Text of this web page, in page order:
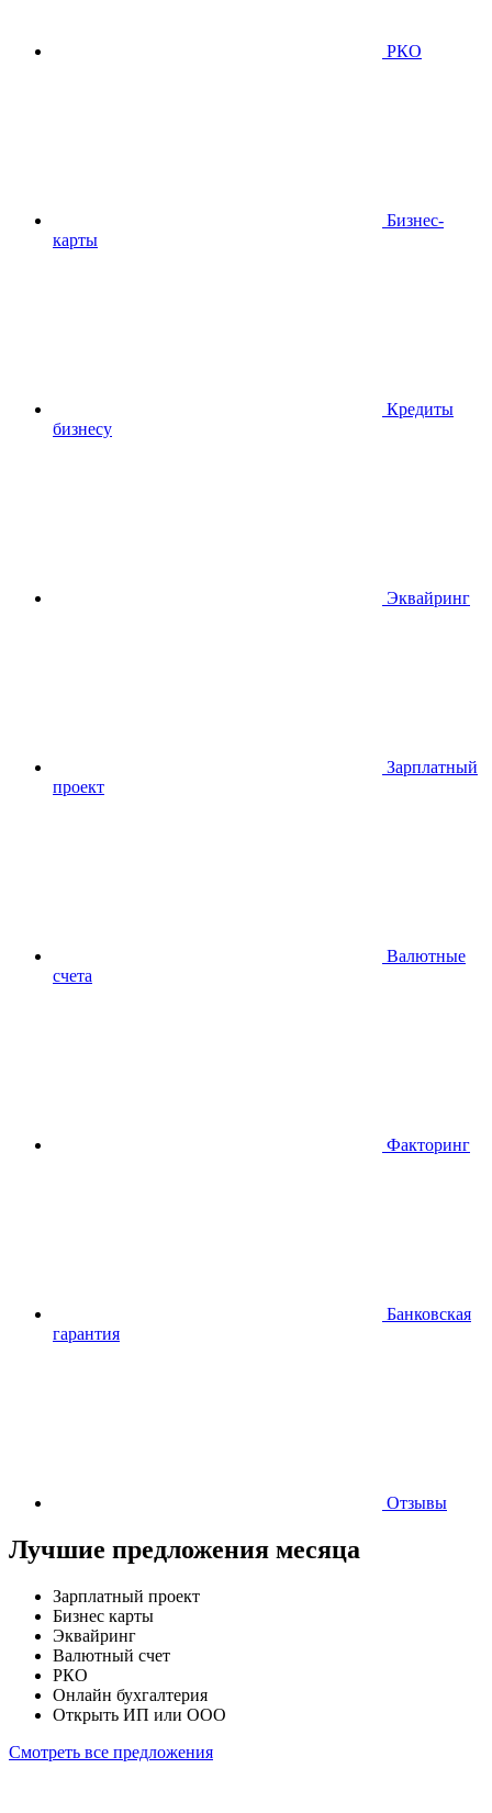
РКО
Бизнес-
карты
Кредиты
бизнесу
Эквайринг
Зарплатный
проект
Валютные
счета
Факторинг
Банковская
гарантия
Отзывы
Лучшие предложения месяца
Зарплатный проект
Бизнес карты
Эквайринг
Валютный счет
РКО
Онлайн бухгалтерия
Открыть ИП или ООО
Смотреть все предложения